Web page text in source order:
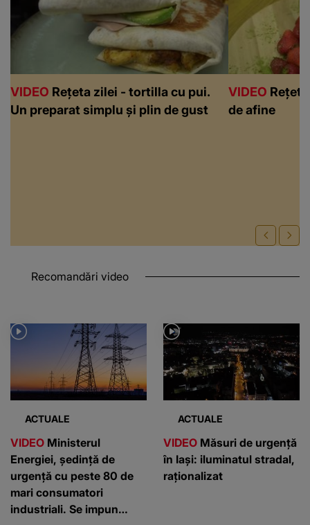
VIDEO Rețeta zilei - tortilla cu pui.
Un preparat simplu și plin de gust
VIDEO
de afine
Recomandări video
ACTUALE
VIDEO Ministerul
Energiei, ședință de
urgență cu peste 80 de
mari consumatori
industriali. Se impun
ACTUALE
VIDEO Măsuri de urgență
în Iași: iluminatul stradal,
raționalizat